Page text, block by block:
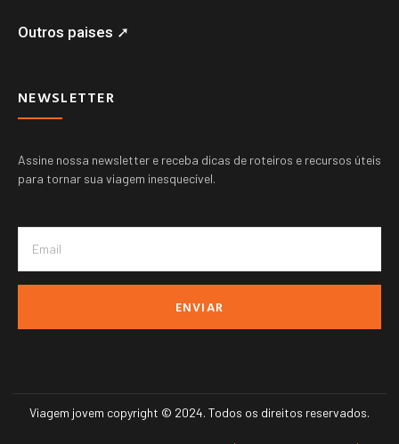
Outros paises ➚
NEWSLETTER
Assine nossa newsletter e receba dicas de roteiros e recursos úteis
para tornar sua viagem inesquecível.
ENVIAR
Viagem jovem copyright © 2024. Todos os direitos reservados.